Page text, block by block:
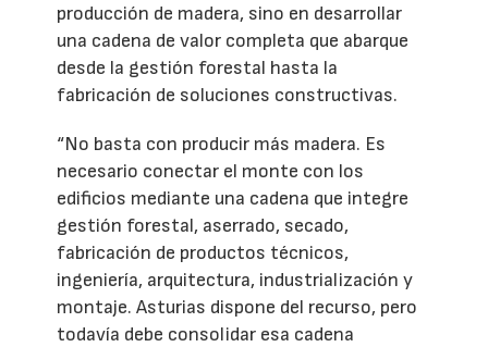
producción de madera, sino en desarrollar
una cadena de valor completa que abarque
desde la gestión forestal hasta la
fabricación de soluciones constructivas.
“No basta con producir más madera. Es
necesario conectar el monte con los
edificios mediante una cadena que integre
gestión forestal, aserrado, secado,
fabricación de productos técnicos,
ingeniería, arquitectura, industrialización y
montaje. Asturias dispone del recurso, pero
todavía debe consolidar esa cadena